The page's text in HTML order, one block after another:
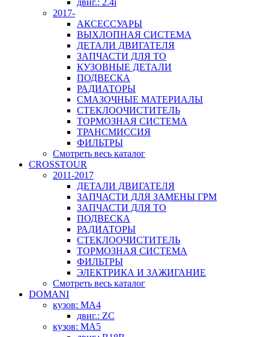
двиг.: 2.4i
2017-
АКСЕССУАРЫ
ВЫХЛОПНАЯ СИСТЕМА
ДЕТАЛИ ДВИГАТЕЛЯ
ЗАПЧАСТИ ДЛЯ ТО
КУЗОВНЫЕ ДЕТАЛИ
ПОДВЕСКА
РАДИАТОРЫ
СМАЗОЧНЫЕ МАТЕРИАЛЫ
СТЕКЛООЧИСТИТЕЛЬ
ТОРМОЗНАЯ СИСТЕМА
ТРАНСМИССИЯ
ФИЛЬТРЫ
Смотреть весь каталог
CROSSTOUR
2011-2017
ДЕТАЛИ ДВИГАТЕЛЯ
ЗАПЧАСТИ ДЛЯ ЗАМЕНЫ ГРМ
ЗАПЧАСТИ ДЛЯ ТО
ПОДВЕСКА
РАДИАТОРЫ
СТЕКЛООЧИСТИТЕЛЬ
ТОРМОЗНАЯ СИСТЕМА
ФИЛЬТРЫ
ЭЛЕКТРИКА И ЗАЖИГАНИЕ
Смотреть весь каталог
DOMANI
кузов: MA4
двиг.: ZC
кузов: MA5